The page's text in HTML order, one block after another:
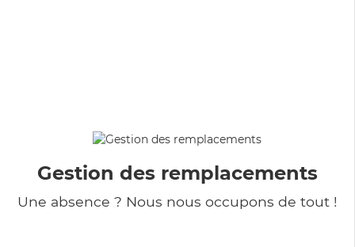
Gestion des remplacements
Une absence ? Nous nous occupons de tout !